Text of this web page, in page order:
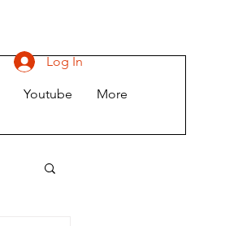
Youtube More
Log In